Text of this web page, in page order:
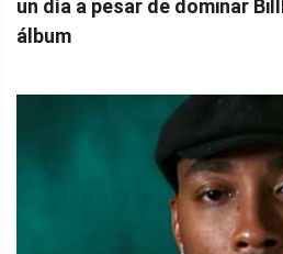
un día a pesar de dominar
álbum